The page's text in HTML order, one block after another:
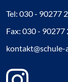
Tel: 030 - 90277
Fax: 030 - 90277